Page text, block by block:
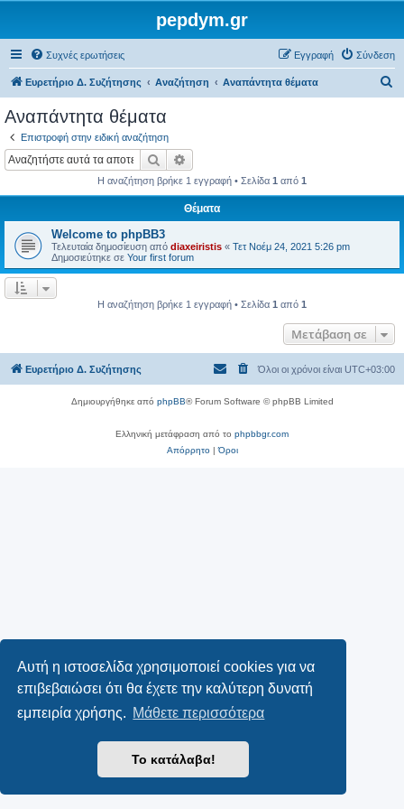
Αυτή η ιστοσελίδα χρησιμοποιεί cookies για να
επιβεβαιώσει ότι θα έχετε την καλύτερη δυνατή
εμπειρία χρήσης. Μάθετε περισσότερα
Το κατάλαβα!
pepdym.gr
Συχνές ερωτήσεις Σύνδεση
Εγγραφή
Ευρετήριο Δ. Συζήτησης Αναζήτηση Αναπάντητα θέματα
Αναπάντητα θέματα
Επιστροφή στην ειδική αναζήτηση
Αναζήτηση
Η αναζήτηση βρήκε 1 εγγραφή • Σελίδα 1 από 1
Θέματα
Welcome to phpBB3
Τελευταία δημοσίευση από diaxeiristis « Τετ Νοέμ 24, 2021 5:26 pm
Δημοσιεύτηκε σε Your first forum
Η αναζήτηση βρήκε 1 εγγραφή • Σελίδα 1 από 1
Μετάβαση σε
Ευρετήριο Δ. Συζήτησης Όλοι οι χρόνοι είναι UTC+03:00
Δημιουργήθηκε από phpBB® Forum Software © phpBB Limited
Ελληνική μετάφραση από το phpbbgr.com
Απόρρητο|Όροι